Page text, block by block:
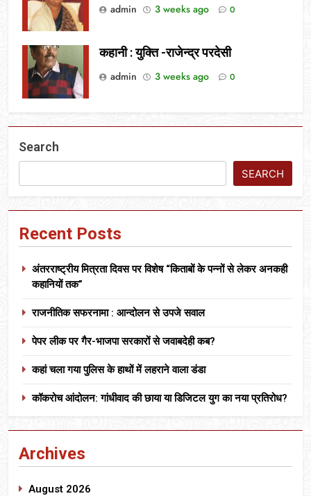
admin
3 weeks ago 0
कहानी : युक्ति -राजेन्द्र परदेसी
admin
3 weeks ago 0
Search
SEARCH
Recent Posts
अंतरराष्ट्रीय मित्रता दिवस पर विशेष “किताबों के पन्नों से लेकर अनकही
कहानियों तक”
राजनीतिक सफरनामा : आन्दोलन से उपजे सवाल
पेपर लीक पर गैर-भाजपा सरकारों से जवाबदेही कब?
कहां चला गया पुलिस के हाथों में लहराने वाला डंडा
कॉकरोच आंदोलन: गांधीवाद की छाया या डिजिटल युग का नया प्रतिरोध?
Archives
August 2026